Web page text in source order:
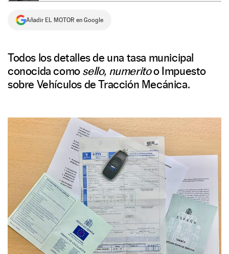
Añadir EL MOTOR en Google
Todos los detalles de una tasa municipal
conocida comosello, numeritoo Impuesto
sobre Vehículos de Tracción Mecánica.